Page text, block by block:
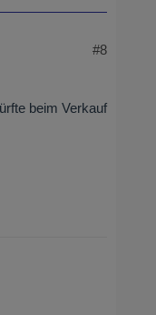
#8
beim Verkauf